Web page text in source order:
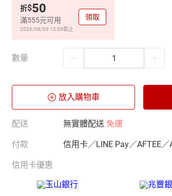
折$50
滿555元可用
2026/08/09 15:59截止
領取
數量
放入購物車
配送 無實體配送 免運
付款 信用卡／LINE Pay／AFTEE／
信用卡優惠